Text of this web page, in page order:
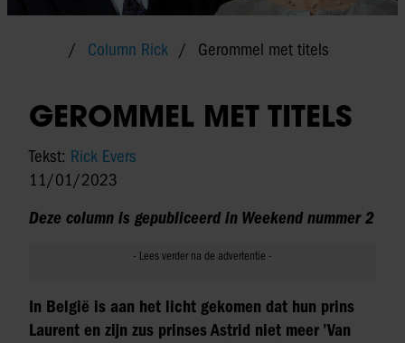
Column Rick Gerommel met titels
GEROMMEL MET TITELS
Tekst: Rick Evers
11/01/2023
Deze column is gepubliceerd in Weekend nummer 2
In België is aan het licht gekomen dat hun prins
Laurent en zijn zus prinses Astrid niet meer ’Van